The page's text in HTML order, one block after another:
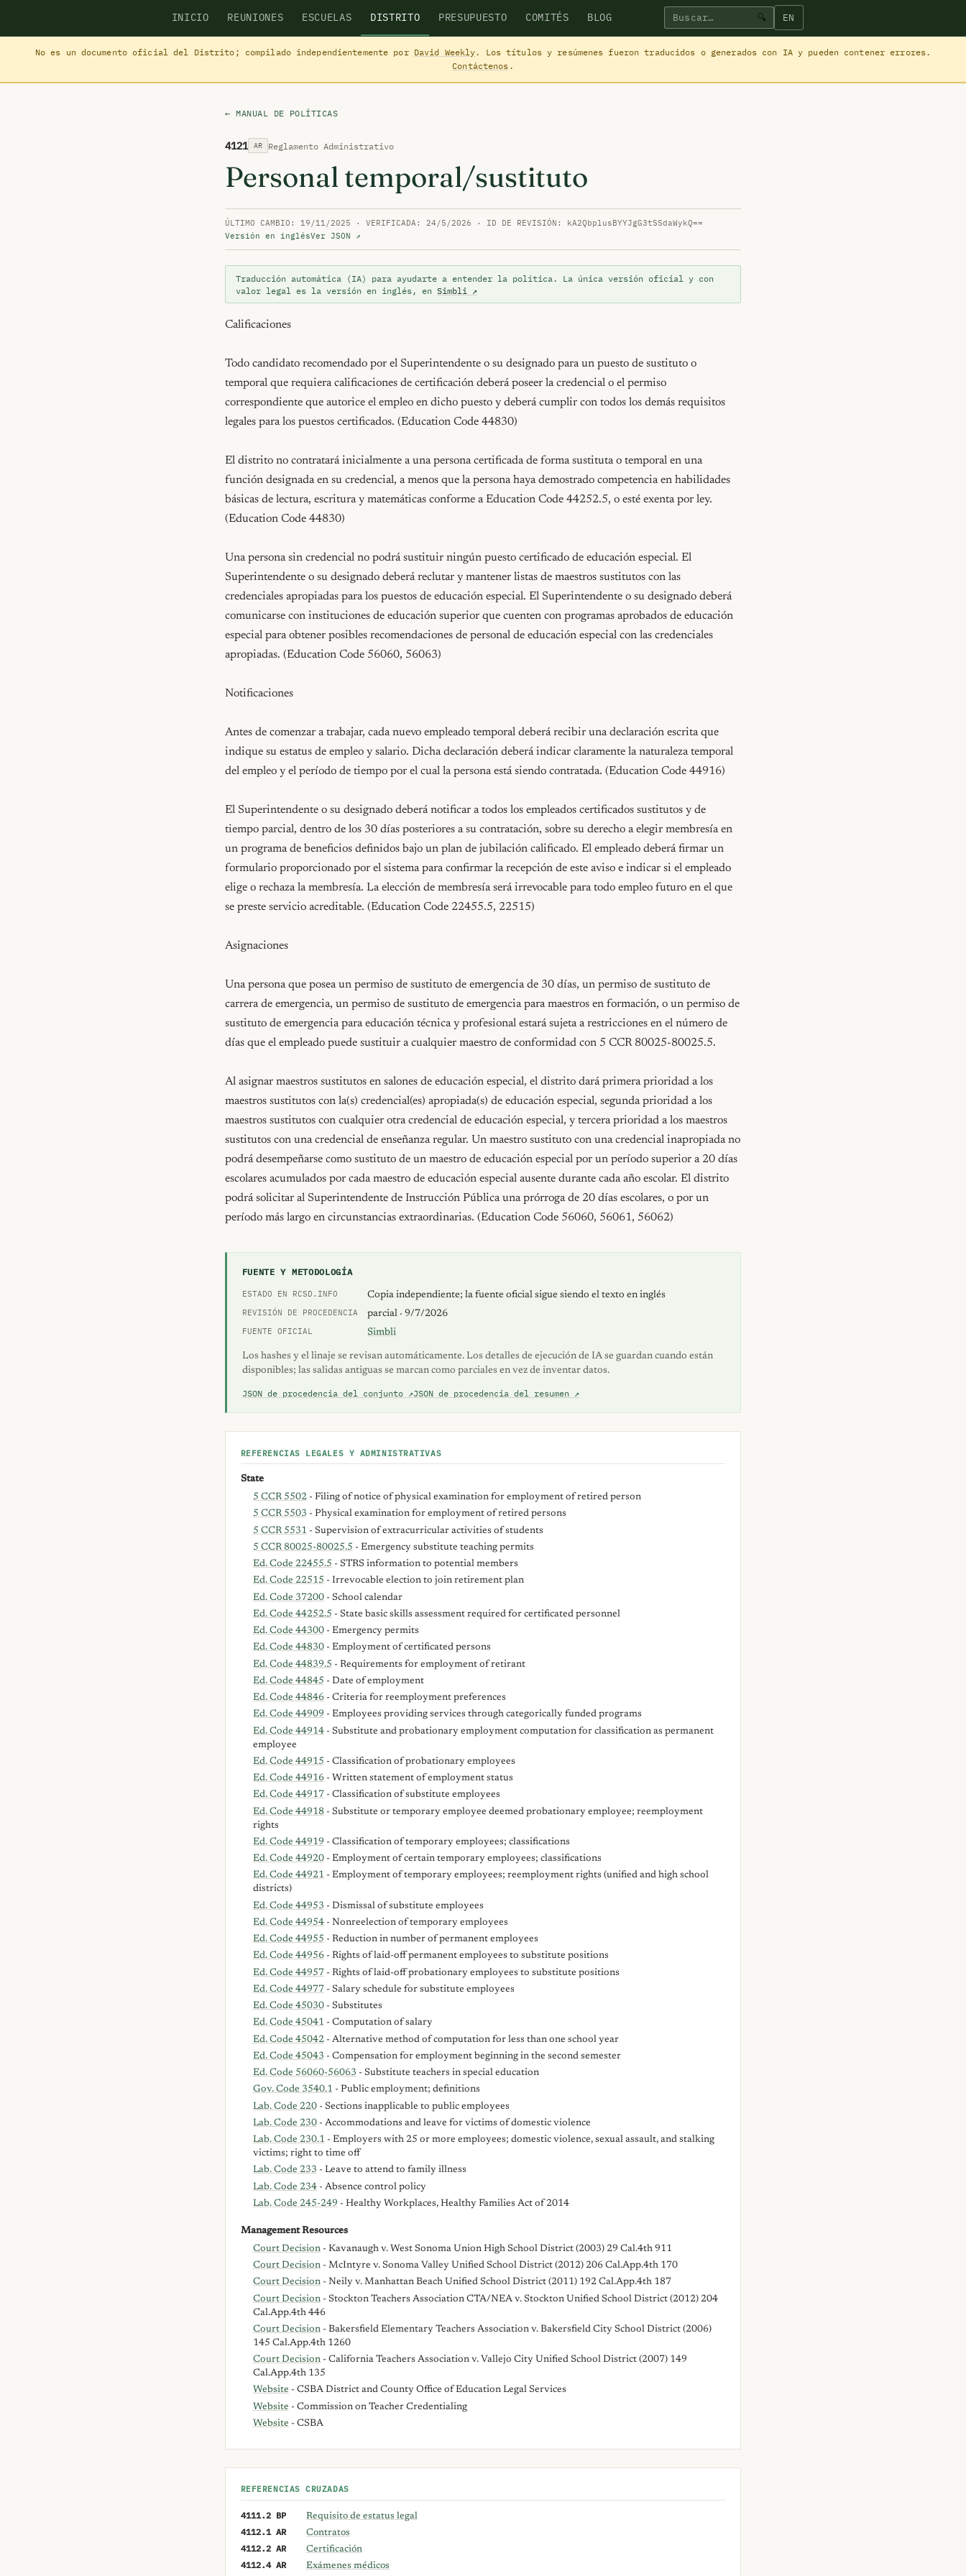
INICIO REUNIONES ESCUELAS DISTRITO PRESUPUESTO COMITÉS BLOG 🔍 EN
No es un documento oficial del Distrito; compilado independientemente por David Weekly. Los títulos y resúmenes fueron traducidos o generados con IA y pueden contener errores.
Contáctenos.
← MANUAL DE POLÍTICAS
4121 AR Reglamento Administrativo
Personal temporal/sustituto
ÚLTIMO CAMBIO: 19/11/2025 · VERIFICADA: 24/5/2026 · ID DE REVISIÓN: kA2QbplusBYYJgG3tSSdaWykQ==
Versión en inglésVer JSON ↗
Traducción automática (IA) para ayudarte a entender la política. La única versión oficial y con
valor legal es la versión en inglés, en Simbli ↗
Calificaciones
Todo candidato recomendado por el Superintendente o su designado para un puesto de sustituto o
temporal que requiera calificaciones de certificación deberá poseer la credencial o el permiso
correspondiente que autorice el empleo en dicho puesto y deberá cumplir con todos los demás requisitos
legales para los puestos certificados. (Education Code 44830)
El distrito no contratará inicialmente a una persona certificada de forma sustituta o temporal en una
función designada en su credencial, a menos que la persona haya demostrado competencia en habilidades
básicas de lectura, escritura y matemáticas conforme a Education Code 44252.5, o esté exenta por ley.
(Education Code 44830)
Una persona sin credencial no podrá sustituir ningún puesto certificado de educación especial. El
Superintendente o su designado deberá reclutar y mantener listas de maestros sustitutos con las
credenciales apropiadas para los puestos de educación especial. El Superintendente o su designado deberá
comunicarse con instituciones de educación superior que cuenten con programas aprobados de educación
especial para obtener posibles recomendaciones de personal de educación especial con las credenciales
apropiadas. (Education Code 56060, 56063)
Notificaciones
Antes de comenzar a trabajar, cada nuevo empleado temporal deberá recibir una declaración escrita que
indique su estatus de empleo y salario. Dicha declaración deberá indicar claramente la naturaleza temporal
del empleo y el período de tiempo por el cual la persona está siendo contratada. (Education Code 44916)
El Superintendente o su designado deberá notificar a todos los empleados certificados sustitutos y de
tiempo parcial, dentro de los 30 días posteriores a su contratación, sobre su derecho a elegir membresía en
un programa de beneficios definidos bajo un plan de jubilación calificado. El empleado deberá firmar un
formulario proporcionado por el sistema para confirmar la recepción de este aviso e indicar si el empleado
elige o rechaza la membresía. La elección de membresía será irrevocable para todo empleo futuro en el que
se preste servicio acreditable. (Education Code 22455.5, 22515)
Asignaciones
Una persona que posea un permiso de sustituto de emergencia de 30 días, un permiso de sustituto de
carrera de emergencia, un permiso de sustituto de emergencia para maestros en formación, o un permiso de
sustituto de emergencia para educación técnica y profesional estará sujeta a restricciones en el número de
días que el empleado puede sustituir a cualquier maestro de conformidad con 5 CCR 80025-80025.5.
Al asignar maestros sustitutos en salones de educación especial, el distrito dará primera prioridad a los
maestros sustitutos con la(s) credencial(es) apropiada(s) de educación especial, segunda prioridad a los
maestros sustitutos con cualquier otra credencial de educación especial, y tercera prioridad a los maestros
sustitutos con una credencial de enseñanza regular. Un maestro sustituto con una credencial inapropiada no
podrá desempeñarse como sustituto de un maestro de educación especial por un período superior a 20 días
escolares acumulados por cada maestro de educación especial ausente durante cada año escolar. El distrito
podrá solicitar al Superintendente de Instrucción Pública una prórroga de 20 días escolares, o por un
período más largo en circunstancias extraordinarias. (Education Code 56060, 56061, 56062)
FUENTE Y METODOLOGÍA
ESTADO EN RCSD.INFO
Copia independiente; la fuente oficial sigue siendo el texto en inglés
REVISIÓN DE PROCEDENCIA parcial · 9/7/2026
FUENTE OFICIAL Simbli
Los hashes y el linaje se revisan automáticamente. Los detalles de ejecución de IA se guardan cuando están
disponibles; las salidas antiguas se marcan como parciales en vez de inventar datos.
JSON de procedencia del conjunto ↗JSON de procedencia del resumen ↗
REFERENCIAS LEGALES Y ADMINISTRATIVAS
State
5 CCR 5502- Filing of notice of physical examination for employment of retired person
5 CCR 5503 - Physical examination for employment of retired persons
5 CCR 5531 - Supervision of extracurricular activities of students
5 CCR 80025-80025.5 - Emergency substitute teaching permits
Ed. Code 22455.5 - STRS information to potential members
Ed. Code 22515 - Irrevocable election to join retirement plan
Ed. Code 37200- School calendar
Ed. Code 44252.5 - State basic skills assessment required for certificated personnel
Ed. Code 44300- Emergency permits
Ed. Code 44830- Employment of certificated persons
Ed. Code 44839.5 - Requirements for employment of retirant
Ed. Code 44845 - Date of employment
Ed. Code 44846- Criteria for reemployment preferences
Ed. Code 44909 - Employees providing services through categorically funded programs
Ed. Code 44914- Substitute and probationary employment computation for classification as permanent
employee
Ed. Code 44915 - Classification of probationary employees
Ed. Code 44916- Written statement of employment status
Ed. Code 44917 - Classification of substitute employees
Ed. Code 44918- Substitute or temporary employee deemed probationary employee; reemployment
rights
Ed. Code 44919 - Classification of temporary employees; classifications
Ed. Code 44920- Employment of certain temporary employees; classifications
Ed. Code 44921 - Employment of temporary employees; reemployment rights (unified and high school
districts)
Ed. Code 44953 - Dismissal of substitute employees
Ed. Code 44954- Nonreelection of temporary employees
Ed. Code 44955 - Reduction in number of permanent employees
Ed. Code 44956- Rights of laid-off permanent employees to substitute positions
Ed. Code 44957- Rights of laid-off probationary employees to substitute positions
Ed. Code 44977- Salary schedule for substitute employees
Ed. Code 45030- Substitutes
Ed. Code 45041 - Computation of salary
Ed. Code 45042- Alternative method of computation for less than one school year
Ed. Code 45043 - Compensation for employment beginning in the second semester
Ed. Code 56060-56063 - Substitute teachers in special education
Gov. Code 3540.1 - Public employment; definitions
Lab. Code 220- Sections inapplicable to public employees
Lab. Code 230- Accommodations and leave for victims of domestic violence
Lab. Code 230.1 - Employers with 25 or more employees; domestic violence, sexual assault, and stalking
victims; right to time off
Lab. Code 233 - Leave to attend to family illness
Lab. Code 234- Absence control policy
Lab. Code 245-249 - Healthy Workplaces, Healthy Families Act of 2014
Management Resources
Court Decision- Kavanaugh v. West Sonoma Union High School District (2003) 29 Cal.4th 911
Court Decision- McIntyre v. Sonoma Valley Unified School District (2012) 206 Cal.App.4th 170
Court Decision- Neily v. Manhattan Beach Unified School District (2011) 192 Cal.App.4th 187
Court Decision- Stockton Teachers Association CTA/NEA v. Stockton Unified School District (2012) 204
Cal.App.4th 446
Court Decision- Bakersfield Elementary Teachers Association v. Bakersfield City School District (2006)
145 Cal.App.4th 1260
Court Decision- California Teachers Association v. Vallejo City Unified School District (2007) 149
Cal.App.4th 135
Website - CSBA District and County Office of Education Legal Services
Website - Commission on Teacher Credentialing
Website - CSBA
REFERENCIAS CRUZADAS
4111.2 BP Requisito de estatus legal
4112.1 AR Contratos
4112.2 AR Certificación
4112.4 AR Exámenes médicos